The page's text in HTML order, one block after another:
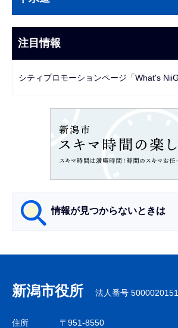
こ
ま
で
ビ
ー
注目情報
シティプロモーションページ「What's
情報が見つからないときは
ナ
ビ
ゲ
新潟市役所 法人番号
住所
〒951-8550